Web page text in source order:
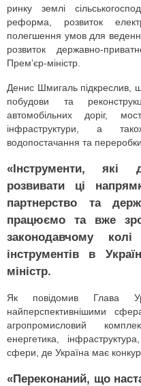
ринку землі
реформа, розвиток
полегшення умов для
розвиток державно-
Прем’єр-міністр.
Денис Шмигаль підкреслив,
побудови та
автомобільних доріг,
інфраструктури, а
водопостачання та переробки
«Інструменти, які
розвивати ці
партнерство та
працюємо та вже
законодавчому
інструментів в
міністр.
Як повідомив Глава
найперспективнішими
агропромисловий
енергетика,
сфери, де Україна має
«Переконаний, що